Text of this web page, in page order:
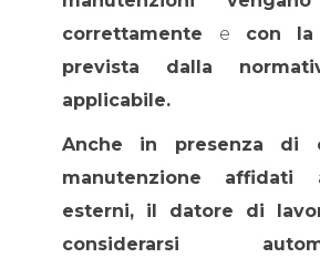
correttamente e con la
prevista dalla
applicabile.
Anche in presenza di
manutenzione affidati
esterni, il datore di
considerarsi